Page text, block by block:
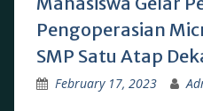
Pengoperasian
SMP Satu Atap
February 17, 2023